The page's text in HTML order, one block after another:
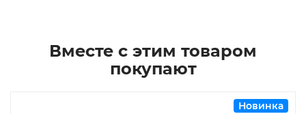
Вместе с этим товаром
покупают
Новинка